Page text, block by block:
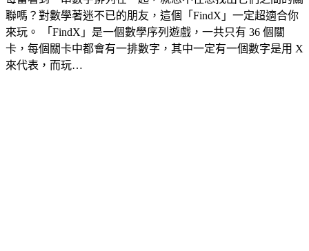
聯嗎？對數學著迷不已的朋友，這個「FindX」一定超適合你
來玩。 「FindX」是一個數學序列遊戲，一共只有 36 個關
卡，每個關卡中都會有一排數字，其中一定有一個數字是用 X
來代表，而玩…